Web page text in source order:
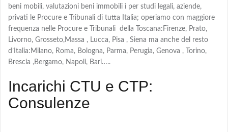
beni mobili, valutazioni beni immobili ì per studi legali, aziende,
privati le Procure e Tribunali di tutta Italia; operiamo con maggiore
frequenza nelle Procure e Tribunali della Toscana:Firenze, Prato,
Livorno, Grosseto,Massa , Lucca, Pisa , Siena ma anche del resto
d’Italia:Milano, Roma, Bologna, Parma, Perugia, Genova , Torino,
Brescia ,Bergamo, Napoli, Bari…..
Incarichi CTU e CTP:
Consulenze